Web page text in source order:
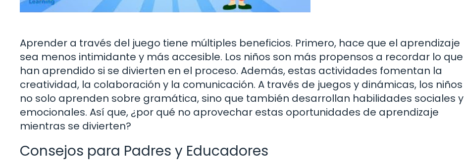
Aprender a través del juego tiene múltiples beneficios. Primero, hace que el aprendizaje
sea menos intimidante y más accesible. Los niños son más propensos a recordar lo que
han aprendido si se divierten en el proceso. Además, estas actividades fomentan la
creatividad, la colaboración y la comunicación. A través de juegos y dinámicas, los niños
no solo aprenden sobre gramática, sino que también desarrollan habilidades sociales y
emocionales. Así que, ¿por qué no aprovechar estas oportunidades de aprendizaje
mientras se divierten?
Consejos para Padres y Educadores